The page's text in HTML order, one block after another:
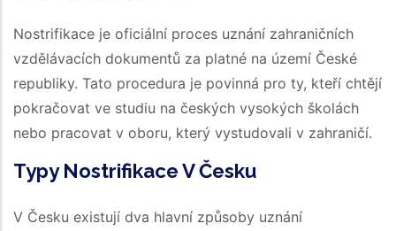
Nostrifikace je oficiální proces uznání zahraničních
vzdělávacích dokumentů za platné na území České
republiky. Tato procedura je povinná pro ty, kteří chtějí
pokračovat ve studiu na českých vysokých školách
nebo pracovat v oboru, který vystudovali v zahraničí.
Typy Nostrifikace V Česku
V Česku existují dva hlavní způsoby uznání